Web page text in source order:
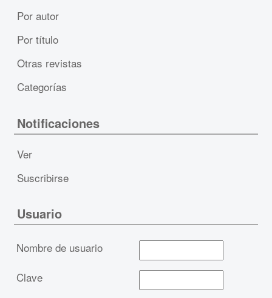
Por autor
Por título
Otras revistas
Categorías
Notificaciones
Ver
Suscribirse
Usuario
Nombre de usuario
Clave